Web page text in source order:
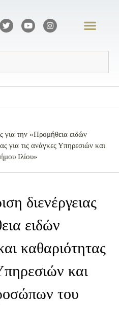
για την «Προμήθεια ειδών
για τις ανάγκες Υπηρεσιών και
Ιλίου»
διενέργειας
ειδών
καθαριότητας
και
του